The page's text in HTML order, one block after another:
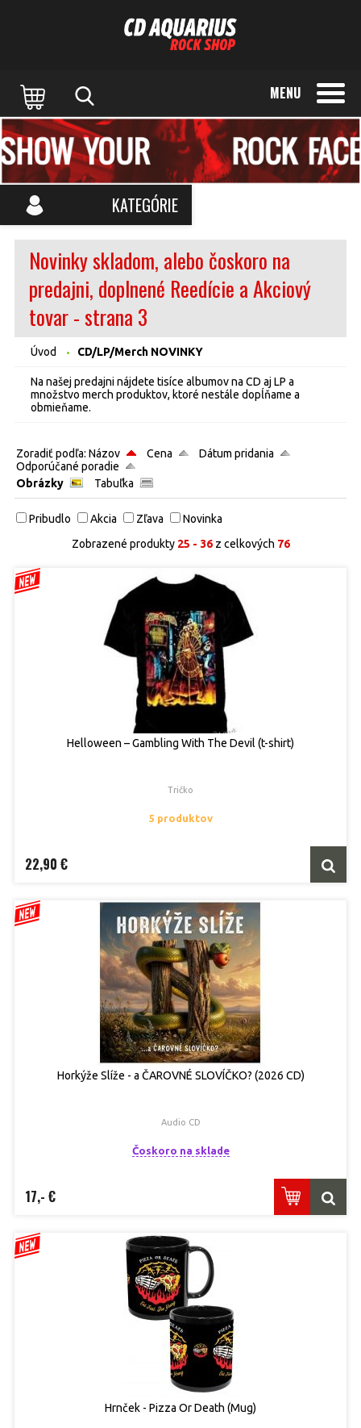
MENU
KATEGÓRIE
Novinky skladom, alebo čoskoro na
predajni, doplnené Reedície a Akciový
tovar - strana 3
Úvod CD/LP/Merch NOVINKY
Na našej predajni nájdete tisíce albumov na CD aj LP a
množstvo merch produktov, ktoré nestále dopĺňame a
obmieňame.
Zoradiť podľa: Názov Cena
Dátum pridania
Odporúčané poradie
Obrázky
Tabuľka
Pribudlo Akcia Zľava
Novinka
Zobrazené produkty 25 - 36z celkových 76
Helloween – Gambling With The Devil (t-shirt)
Tričko
5 produktov
22,90 €
Horkýže Slíže - a ČAROVNÉ SLOVÍČKO? (2026 CD)
Audio CD
Čoskoro na sklade
17,- €
Hrnček - Pizza Or Death (Mug)